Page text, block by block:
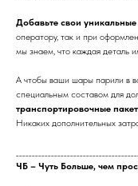
Добавьте свои
оператору, так и при
мы знаем, что каждая деталь
А чтобы ваши шары парили в
специальным составом для
транспортировочные
Никаких дополнительных
ЧБ – Чуть Больше, чем